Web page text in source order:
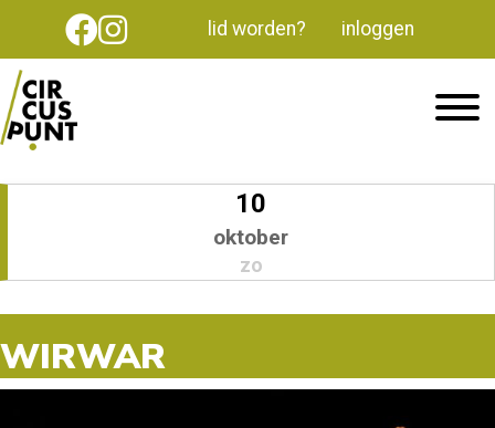
lid worden? inloggen
10
oktober
zo
WIRWAR